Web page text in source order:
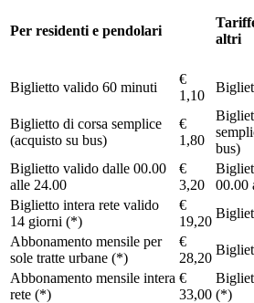
Per residenti e pendolari
altri
Biglietto valido 60 minuti
€
1,10
Biglietto di corsa semplice
(acquisto su bus)
€
1,80
bus)
Biglietto valido dalle 00.00
alle 24.00
€
3,20
00.00
Biglietto intera rete valido
14 giorni (*)
€
19,20
Abbonamento mensile per
sole tratte urbane (*)
€
28,20
Abbonamento mensile intera
rete (*)
€
33,00 (*)